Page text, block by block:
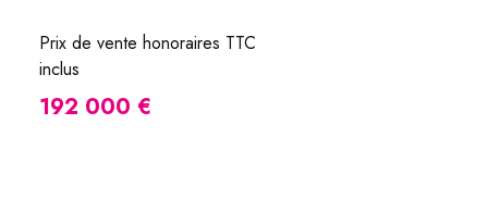
Prix de vente honoraires TTC
inclus
192 000 €